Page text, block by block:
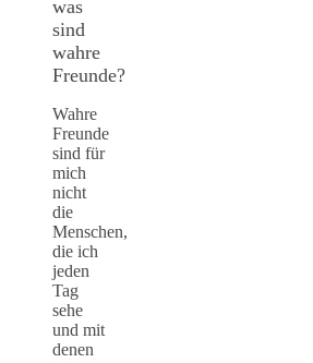
was
sind
wahre
Freunde?
Wahre
Freunde
sind für
mich
nicht
die
Menschen,
die ich
jeden
Tag
sehe
und mit
denen